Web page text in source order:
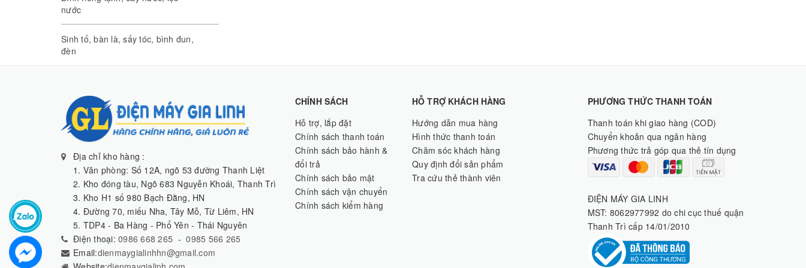
nước
Sinh tố, bàn là, sấy tóc, bình đun,
đèn
Địa chỉ kho hàng :
1. Văn phòng: Số 12A, ngõ 53 đường Thanh Liệt
2. Kho đóng tàu, Ngõ 683 Nguyễn Khoái, Thanh Trì
3. Kho H1 số 980 Bạch Đằng, HN
4. Đường 70, miếu Nha, Tây Mỗ, Từ Liêm, HN
5. TDP4 - Ba Hàng - Phổ Yên - Thái Nguyên
Điện thoại: 0986 668 265 -0985 566 265
Email:dienmaygialinhhn@gmail.com
CHÍNH SÁCH
Hỗ trợ, lắp đặt
Chính sách thanh toán
Chính sách bảo hành &
đổi trả
Chính sách bảo mật
Chính sách vận chuyển
Chính sách kiểm hàng
HỖ TRỢ KHÁCH HÀNG
Hướng dẫn mua hàng
Hình thức thanh toán
Chăm sóc khách hàng
Quy định đổi sản phẩm
Tra cứu thẻ thành viên
PHƯƠNG THỨC THANH TOÁN
Thanh toán khi giao hàng (COD)
Chuyển khoản qua ngân hàng
Phương thức trả góp qua thẻ tín dụng
ĐIỆN MÁY GIA LINH
MST: 8062977992 do chi cục thuế quận
Thanh Trì cấp 14/01/2010